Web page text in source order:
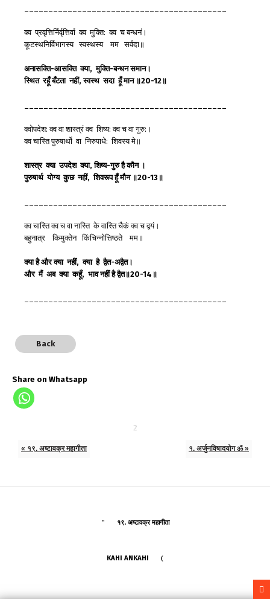
क्व प्रवृत्तिर्निर्वृत्तिर्वा क्व मुक्ति: क्व च बन्धनं।
कूटस्थनिर्विभागस्य स्वस्थस्य मम सर्वदा॥
अनासक्ति-आसक्तिक्या,मुक्ति-बन्धनसमान।
स्थितरहूँबँटतानहीं,स्वस्थसदाहूँमान ॥20-12 ॥
क्वोपदेश: क्व वा शास्त्रं क्व शिष्य: क्व च वा गुरु:।
क्व चास्ति पुरुषार्थो वा निरुपाधे: शिवस्य मे॥
शास्त्रक्याउपदेशक्या,शिष्य-गुरुहैकौन ।
पुरुषार्थयोग्यकुछनहीं,शिवरूपहूँमौन ॥20-13 ॥
क्व चास्ति क्व च वा नास्ति के वास्ति चैकं क्व च द्वयं।
बहुनात्र किमुक्तेन किंचिन्नोत्तिष्ठते मम॥
क्याहैऔरक्यानहीं,क्याहैद्वैत-अद्वैत।
औरमैं अबक्याकहूँ, भावनहींहैद्वैत॥20-14 ॥
Back
Share on Whatsapp
« १९. अष्टावक्र महागीता १. अर्जुनविषादयोग ॐ »
१९. अष्टावक्र महागीता
KAHI ANKAHI